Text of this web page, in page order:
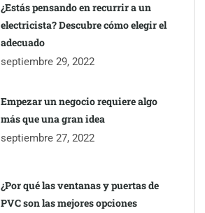
¿Estás pensando en recurrir a un
electricista? Descubre cómo elegir el
adecuado
septiembre 29, 2022
Empezar un negocio requiere algo
más que una gran idea
septiembre 27, 2022
¿Por qué las ventanas y puertas de
PVC son las mejores opciones